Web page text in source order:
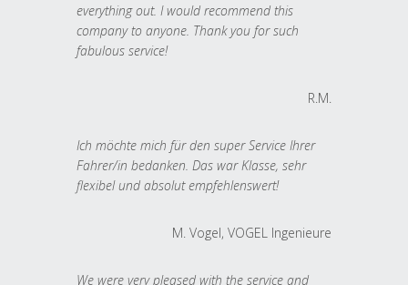
everything out. I would recommend this
company to anyone. Thank you for such
fabulous service!
R.M.
Ich möchte mich für den super Service Ihrer
Fahrer/in bedanken. Das war Klasse, sehr
flexibel und absolut empfehlenswert!
M. Vogel, VOGEL Ingenieure
We were very pleased with the service and